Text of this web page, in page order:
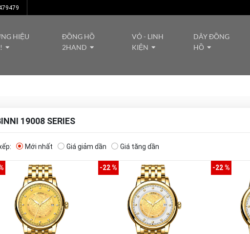
HIỆU
ĐỒNG HỒ
2HAND
VỎ - LINH
KIỆN
DÂY ĐỒNG
HỒ
19008 SERIES
Mới nhất Giá giảm dần Giá tăng dần
-22 % -22 %